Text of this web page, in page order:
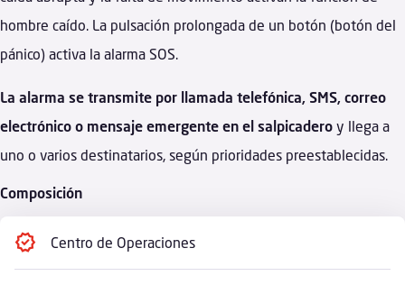
hombre caído. La pulsación prolongada de un botón (botón del
pánico) activa la alarma SOS.
La alarma se transmite por llamada telefónica, SMS, correo
electrónico o mensaje emergente en el salpicadero y llega a
uno o varios destinatarios, según prioridades preestablecidas.
Composición
Centro de Operaciones